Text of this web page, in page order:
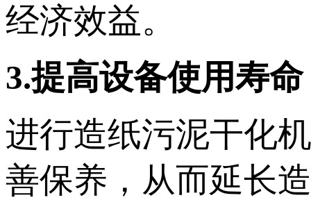
经济效益。
3.提高设备使用寿命
进行造纸污泥干化
善保养，从而延长